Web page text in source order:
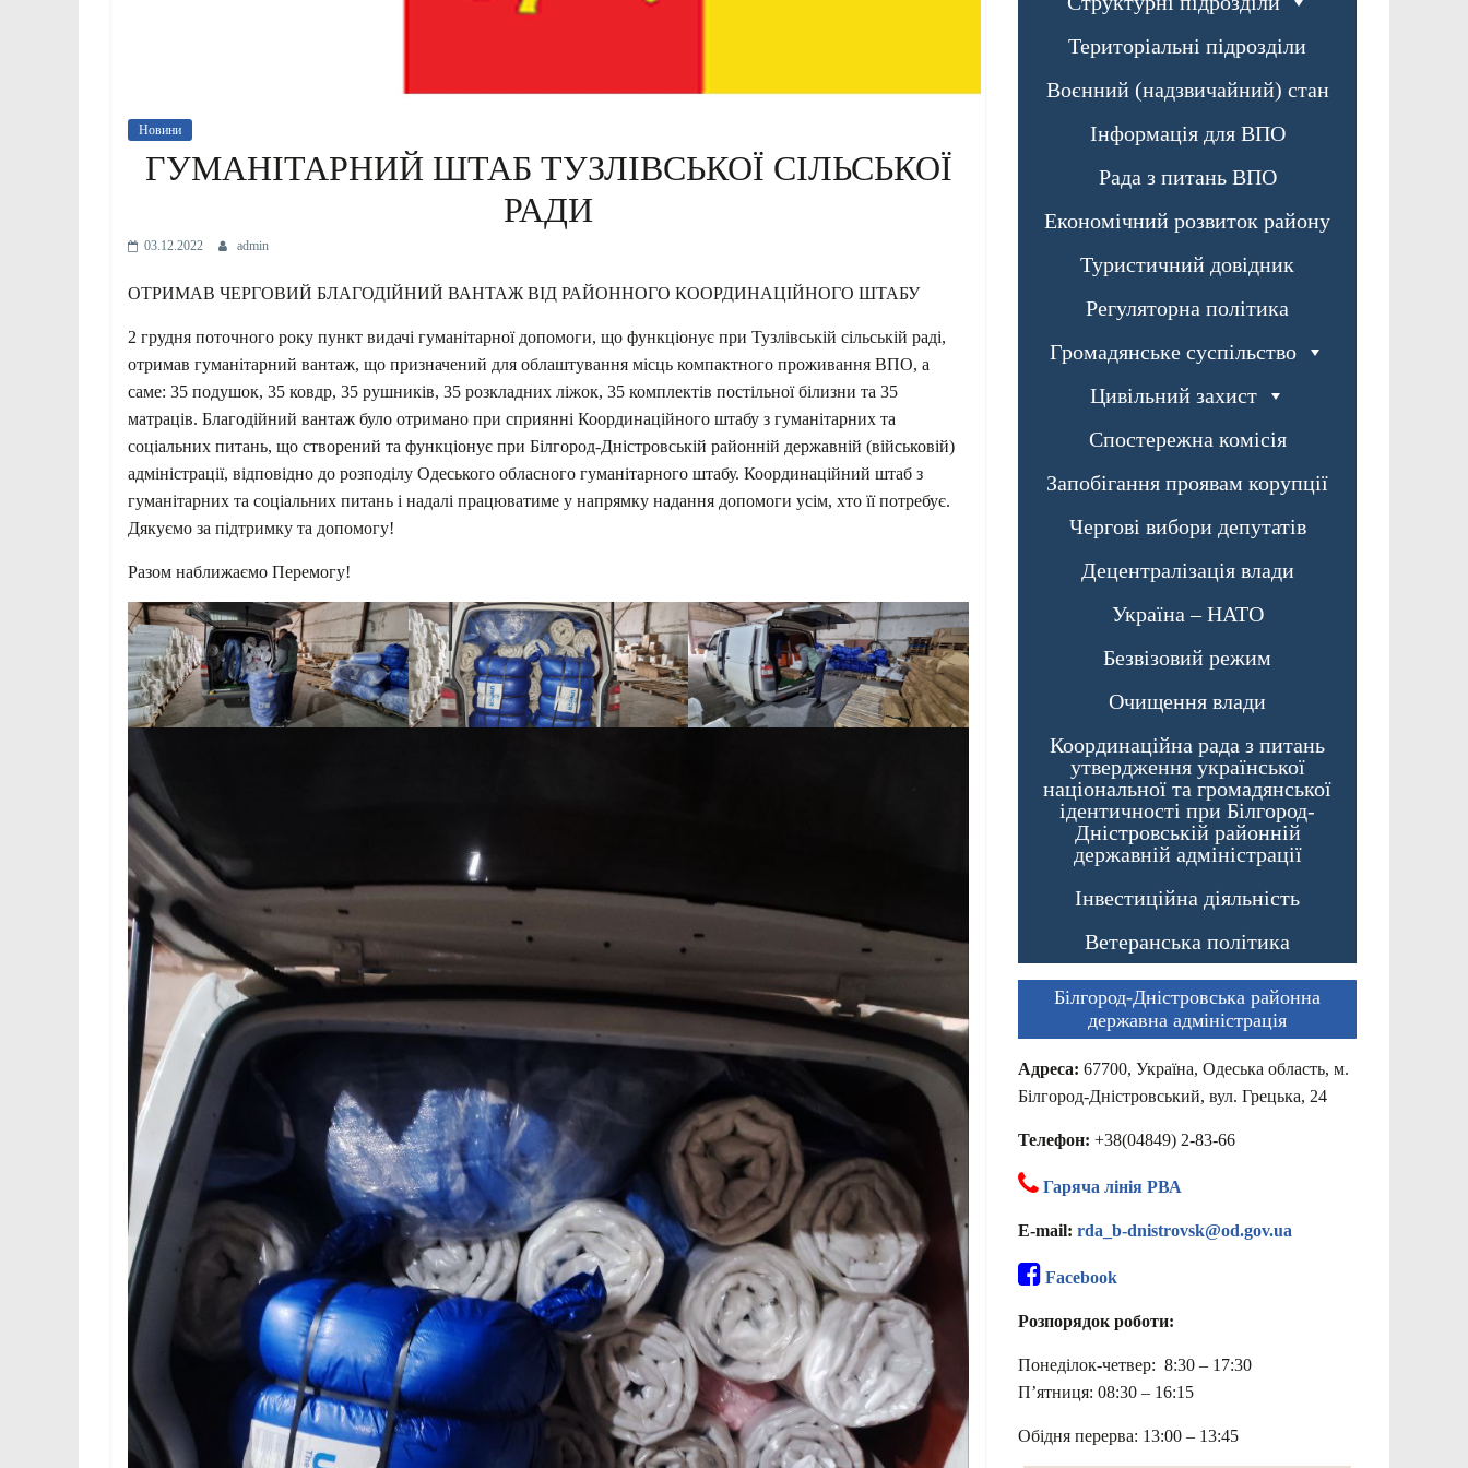
Новини
ГУМАНІТАРНИЙ ШТАБ ТУЗЛІВСЬКОЇ СІЛЬСЬКОЇ
РАДИ
03.12.2022 admin
ОТРИМАВ ЧЕРГОВИЙ БЛАГОДІЙНИЙ ВАНТАЖ ВІД РАЙОННОГО КООРДИНАЦІЙНОГО ШТАБУ
2 грудня поточного року пункт видачі гуманітарної допомоги, що функціонує при Тузлівській сільській раді,
отримав гуманітарний вантаж, що призначений для облаштування місць компактного проживання ВПО, а
саме: 35 подушок, 35 ковдр, 35 рушників, 35 розкладних ліжок, 35 комплектів постільної білизни та 35
матраців. Благодійний вантаж було отримано при сприянні Координаційного штабу з гуманітарних та
соціальних питань, що створений та функціонує при Білгород-Дністровській районній державній (військовій)
адміністрації, відповідно до розподілу Одеського обласного гуманітарного штабу. Координаційний штаб з
гуманітарних та соціальних питань і надалі працюватиме у напрямку надання допомоги усім, хто її потребує.
Дякуємо за підтримку та допомогу!
Разом наближаємо Перемогу!
Територіальні підрозділи
Воєнний (надзвичайний) стан
Інформація для ВПО
Рада з питань ВПО
Економічний розвиток району
Туристичний довідник
Регуляторна політика
Громадянське суспільство
Цивільний захист
Спостережна комісія
Запобігання проявам корупції
Чергові вибори депутатів
Децентралізація влади
Україна – НАТО
Безвізовий режим
Очищення влади
Координаційна рада з питань
утвердження української
національної та громадянської
ідентичності при Білгород-
Дністровській районній
державній адміністрації
Інвестиційна діяльність
Ветеранська політика
Білгород-Дністровська районна
державна адміністрація
Адреса: 67700, Україна, Одеська область, м.
Білгород-Дністровський, вул. Грецька, 24
Телефон: +38(04849) 2-83-66
Гаряча лінія РВА
E-mail: rda_b-dnistrovsk@od.gov.ua
Facebook
Розпорядок роботи:
Понеділок-четвер: 8:30 – 17:30
П’ятниця: 08:30 – 16:15
Обідня перерва: 13:00 – 13:45